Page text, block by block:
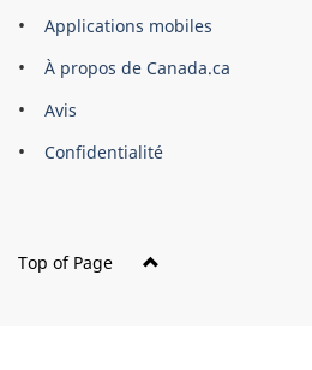
gouvernement
du
Canada
Applications mobiles
À propos de Canada.ca
Avis
Confidentialité
Top of Page